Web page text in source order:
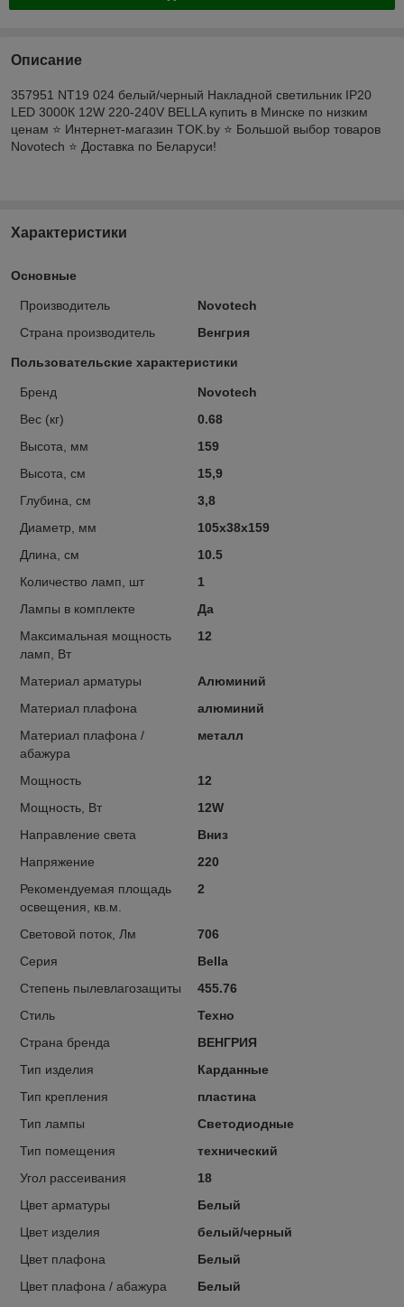
Описание
357951 NT19 024 белый/черный Накладной светильник IP20
LED 3000К 12W 220-240V BELLA купить в Минске по низким
ценам ⭐️ Интернет-магазин TOK.by ⭐️ Большой выбор товаров
Novotech ⭐️ Доставка по Беларуси!
Характеристики
Основные
Производитель
Novotech
Страна производитель
Венгрия
Пользовательские характеристики
Бренд
Novotech
Вес (кг)
0.68
Высота, мм
159
Высота, см
15,9
Глубина, см
3,8
Диаметр, мм
105x38x159
Длина, см
10.5
Количество ламп, шт
1
Лампы в комплекте
Да
Максимальная мощность
ламп, Вт
12
Материал арматуры
Алюминий
Материал плафона
алюминий
Материал плафона /
абажура
металл
Мощность
12
Мощность, Вт
12W
Направление света
Вниз
Напряжение
220
Рекомендуемая площадь
освещения, кв.м.
2
Световой поток, Лм
706
Серия
Bella
Степень пылевлагозащиты
455.76
Стиль
Техно
Страна бренда
ВЕНГРИЯ
Тип изделия
Карданные
Тип крепления
пластина
Тип лампы
Светодиодные
Тип помещения
технический
Угол рассеивания
18
Цвет арматуры
Белый
Цвет изделия
белый/черный
Цвет плафона
Белый
Цвет плафона / абажура
Белый